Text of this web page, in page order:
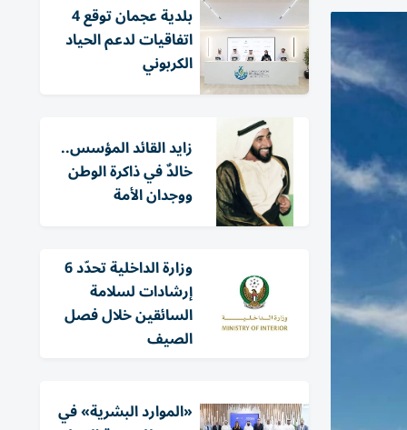
بلدية عجمان توقع 4
اتفاقيات لدعم الحياد
الكربوني
زايد القائد المؤسس..
خالدٌ في ذاكرة الوطن
ووجدان الأمة
وزارة الداخلية تحدّد 6
إرشادات لسلامة
السائقين خلال فصل
الصيف
«الموارد البشرية» في